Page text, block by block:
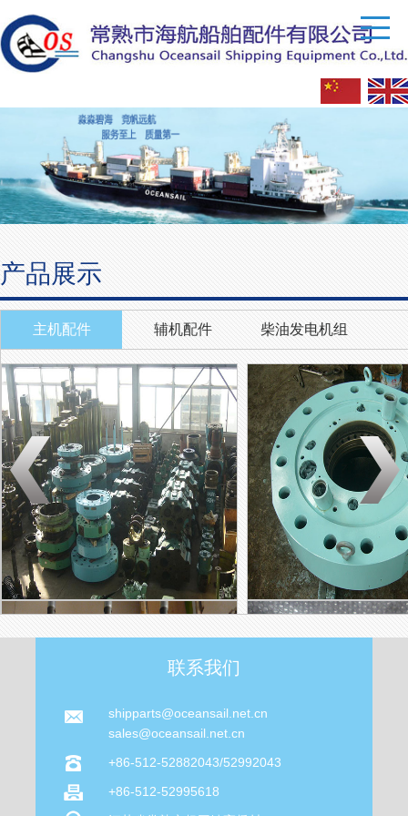
产品展示
主机配件 辅机配件 柴油发电机组
联系我们
shipparts@oceansail.net.cn
sales@oceansail.net.cn
+86-512-52882043/52992043
+86-512-52995618